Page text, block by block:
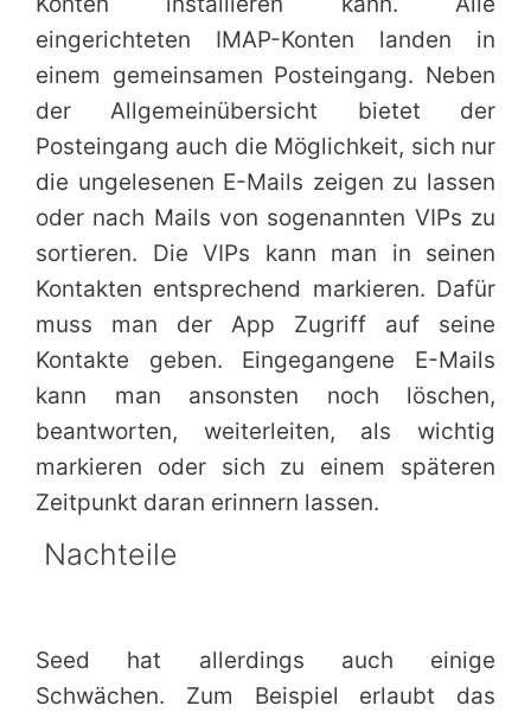
eingerichteten IMAP-Konten landen in
einem gemeinsamen Posteingang. Neben
der Allgemeinübersicht bietet der
Posteingang auch die Möglichkeit, sich nur
die ungelesenen E-Mails zeigen zu lassen
oder nach Mails von sogenannten VIPs zu
sortieren. Die VIPs kann man in seinen
Kontakten entsprechend markieren. Dafür
muss man der App Zugriff auf seine
Kontakte geben. Eingegangene E-Mails
kann man ansonsten noch löschen,
beantworten, weiterleiten, als wichtig
markieren oder sich zu einem späteren
Zeitpunkt daran erinnern lassen.
Nachteile
Seed hat allerdings auch einige
Schwächen. Zum Beispiel erlaubt das